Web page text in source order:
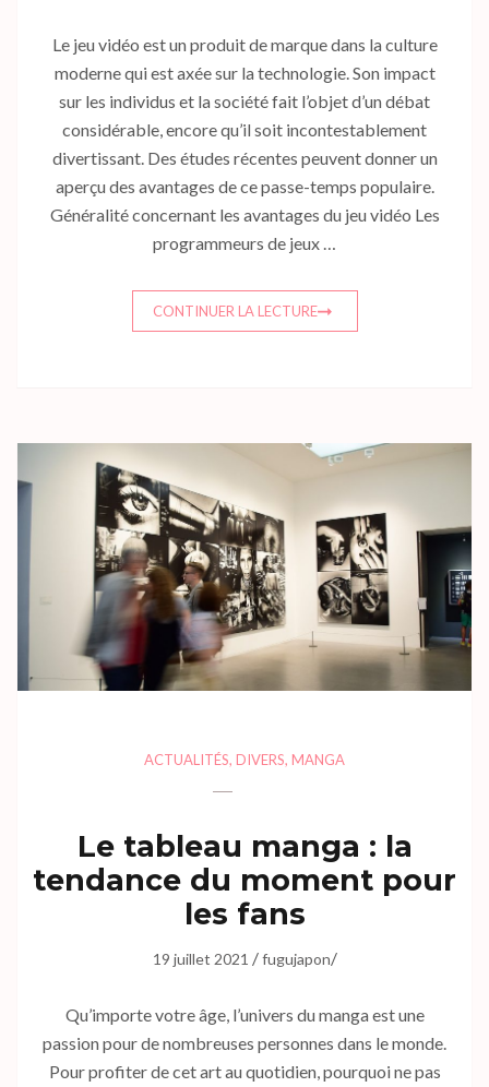
Le jeu vidéo est un produit de marque dans la culture
moderne qui est axée sur la technologie. Son impact
sur les individus et la société fait l’objet d’un débat
considérable, encore qu’il soit incontestablement
divertissant. Des études récentes peuvent donner un
aperçu des avantages de ce passe-temps populaire.
Généralité concernant les avantages du jeu vidéo Les
programmeurs de jeux …
CONTINUER LA LECTURE
ACTUALITÉS, DIVERS, MANGA
Le tableau manga : la
tendance du moment pour
les fans
19 juillet 2021 /fugujapon/
Qu’importe votre âge, l’univers du manga est une
passion pour de nombreuses personnes dans le monde.
Pour profiter de cet art au quotidien, pourquoi ne pas